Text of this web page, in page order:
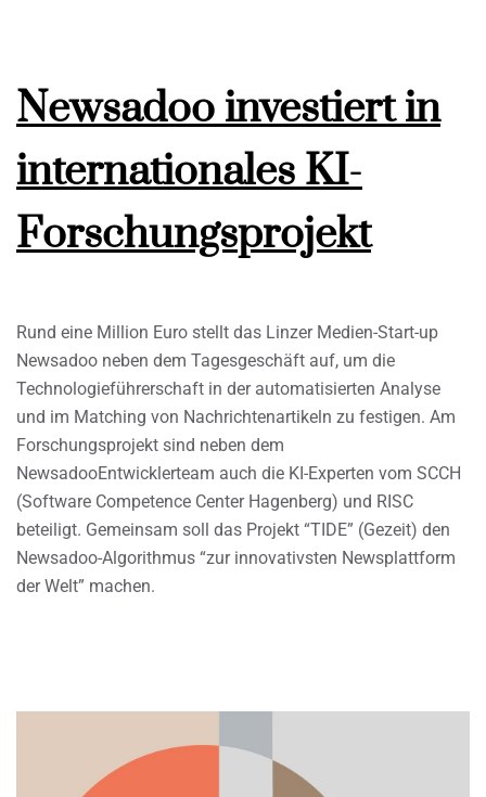
Newsadoo investiert in
internationales KI-
Forschungsprojekt
Rund eine Million Euro stellt das Linzer Medien-Start-up
Newsadoo neben dem Tagesgeschäft auf, um die
Technologieführerschaft in der automatisierten Analyse
und im Matching von Nachrichtenartikeln zu festigen. Am
Forschungsprojekt sind neben dem
NewsadooEntwicklerteam auch die KI-Experten vom SCCH
(Software Competence Center Hagenberg) und RISC
beteiligt. Gemeinsam soll das Projekt “TIDE” (Gezeit) den
Newsadoo-Algorithmus “zur innovativsten Newsplattform
der Welt” machen.